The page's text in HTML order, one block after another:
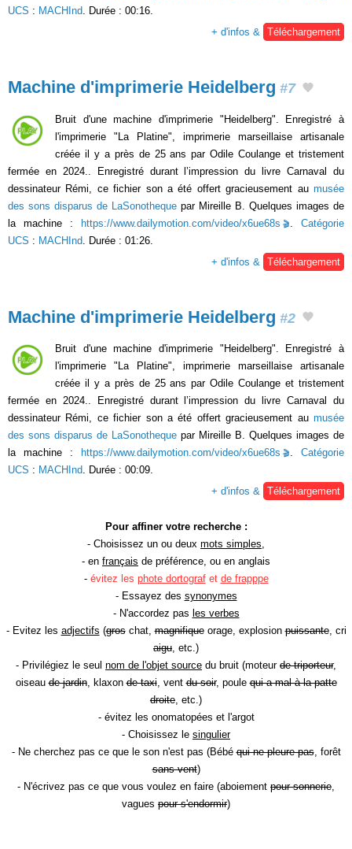
UCS : MACHInd . Durée : 00:16.
+ d'infos &
Téléchargement
Machine d'imprimerie Heidelberg #7
Bruit d'une machine d'imprimerie "Heidelberg". Enregistré à
l'imprimerie "La Platine", imprimerie marseillaise artisanale
créée il y a près de 25 ans par Odile Coulange et tristement
fermée en 2024.. Enregistré durant l’impression du livre Carnaval du
dessinateur Rémi, ce fichier son a été offert gracieusement au musée
des sons disparus de LaSonotheque par Mireille B. Quelques images de
la machine : https://www.dailymotion.com/video/x6ue68s
Catégorie
UCS : MACHInd . Durée : 01:26.
+ d'infos &
Téléchargement
Machine d'imprimerie Heidelberg #2
Bruit d'une machine d'imprimerie "Heidelberg". Enregistré à
l'imprimerie "La Platine", imprimerie marseillaise artisanale
créée il y a près de 25 ans par Odile Coulange et tristement
fermée en 2024.. Enregistré durant l’impression du livre Carnaval du
dessinateur Rémi, ce fichier son a été offert gracieusement au musée
des sons disparus de LaSonotheque par Mireille B. Quelques images de
la machine :
https://www.dailymotion.com/video/x6ue68s . Catégorie
UCS : MACHInd. Durée : 00:09.
+ d'infos & Téléchargement
Pour affiner votre recherche :
- Choisissez un ou deux mots simples,
- en français de préférence, ou en anglais
- évitez les phote dortografet de frapppe
- Essayez des synonymes
- N'accordez pas les verbes
- Evitez les adjectifs (groschat,magnifiqueorage, explosionpuissante, cri
aigu, etc.)
- Privilégiez le seul nom de l'objet source du bruit (moteur de triporteur,
oiseaude jardin, klaxonde taxi, ventdu soir, poulequi a mal à la patte
droite, etc.)
- évitez les onomatopées et l'argot
- Choisissez le singulier
- Ne cherchez pas ce que le son n'est pas (Bébéqui ne pleure pas, forêt
sans vent)
- N'écrivez pas ce que vous voulez en faire (aboiement pour sonnerie,
vagues pour s'endormir)